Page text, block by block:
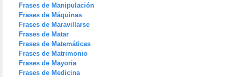
Frases de Manipulación
Frases de Máquinas
Frases de Maravillarse
Frases de Matar
Frases de Matemáticas
Frases de Matrimonio
Frases de Mayoría
Frases de Medicina